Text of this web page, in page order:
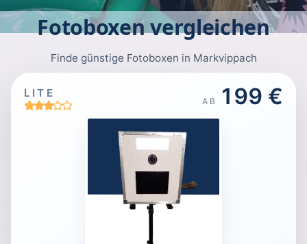
Fotoboxen vergleichen
Finde günstige Fotoboxen in Markvippach
LITE
AB 199 €